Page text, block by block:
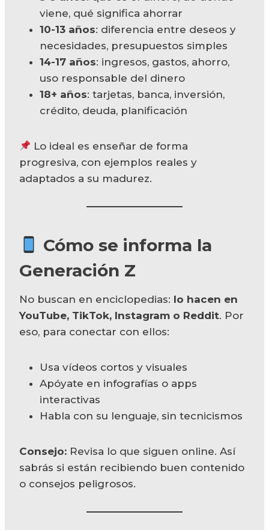
viene, qué significa ahorrar
10-13 años: diferencia entre deseos y
necesidades, presupuestos simples
14-17 años: ingresos, gastos, ahorro,
uso responsable del dinero
18+ años: tarjetas, banca, inversión,
crédito, deuda, planificación
Lo ideal es enseñar de forma
progresiva, con ejemplos reales y
adaptados a su madurez.
Cómo se informa la
Generación Z
No buscan en enciclopedias: lo hacen en
YouTube, TikTok, Instagram o Reddit. Por
eso, para conectar con ellos:
Usa vídeos cortos y visuales
Apóyate en infografías o apps
interactivas
Habla con su lenguaje, sin tecnicismos
Consejo: Revisa lo que siguen online. Así
sabrás si están recibiendo buen contenido
o consejos peligrosos.